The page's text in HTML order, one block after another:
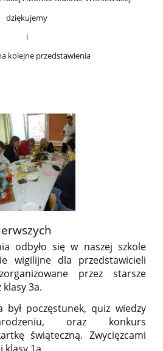
dziękujemy
i
kolejne przedstawienia
odbyło się w naszej szkole
wigilijne dla przedstawicieli
przez starsze
3a.
poczęstunek, quiz wiedzy
oraz konkurs
świąteczną. Zwycięzcami